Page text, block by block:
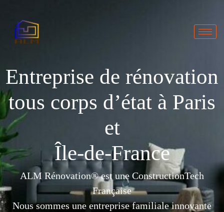
accueil
Entreprise de rénovation
tous corps d’état à Paris
et
Île-de-France
ALM Rénovation® est une ConstructionTech
Française
Nous sommes une entreprise familiale innovante